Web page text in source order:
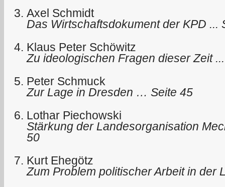
Axel Schmidt
Das Wirtschaftsdokument der KPD ...
Klaus Peter Schöwitz
Zu ideologischen Fragen dieser Zeit
Peter Schmuck
Zur Lage in Dresden … Seite 45
Lothar Piechowski
Stärkung der Landesorganisation
50
Kurt Ehegötz
Zum Problem politischer Arbeit in der